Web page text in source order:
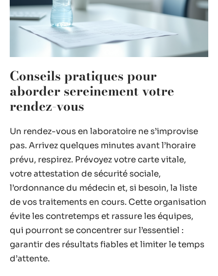
Conseils pratiques pour
aborder sereinement votre
rendez-vous
Un rendez-vous en laboratoire ne s’improvise
pas. Arrivez quelques minutes avant l’horaire
prévu, respirez. Prévoyez votre carte vitale,
votre attestation de sécurité sociale,
l’ordonnance du médecin et, si besoin, la liste
de vos traitements en cours. Cette organisation
évite les contretemps et rassure les équipes,
qui pourront se concentrer sur l’essentiel :
garantir des résultats fiables et limiter le temps
d’attente.